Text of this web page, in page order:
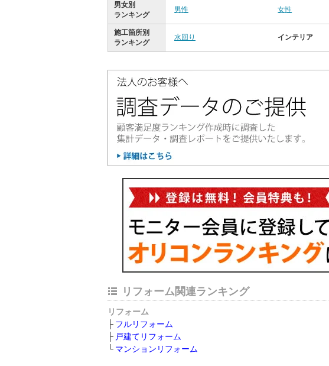
男女別
ランキング
男性 女性
施工箇所別
ランキング
水回り インテリア
リフォーム関連ランキング
リフォーム
フルリフォーム
戸建てリフォーム
マンションリフォーム